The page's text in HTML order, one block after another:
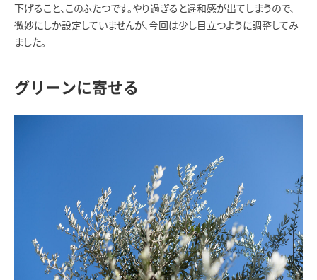
下げること、このふたつです。やり過ぎると違和感が出てしまうので、
微妙にしか設定していませんが、今回は少し目立つように調整してみ
ました。
グリーンに寄せる